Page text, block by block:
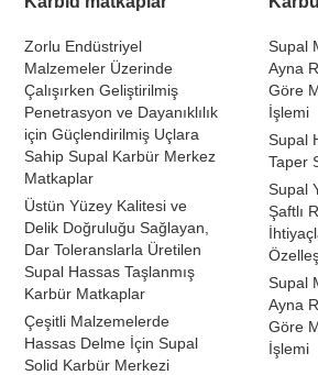
Zorlu Endüstriyel
Malzemeler Üzerinde
Çalışırken Geliştirilmiş
Penetrasyon ve Dayanıklılık
için Güçlendirilmiş Uçlara
Sahip Supal Karbür Merkez
Matkaplar
Üstün Yüzey Kalitesi ve
Delik Doğruluğu Sağlayan,
Dar Toleranslarla Üretilen
Supal Hassas Taşlanmış
Karbür Matkaplar
Çeşitli Malzemelerde
Hassas Delme İçin Supal
Solid Karbür Merkezi
Supal
Ayna
Göre
İşlemi
Supal
Taper
Supal
Şaftlı
Supal
Ayna
Göre
İşlemi